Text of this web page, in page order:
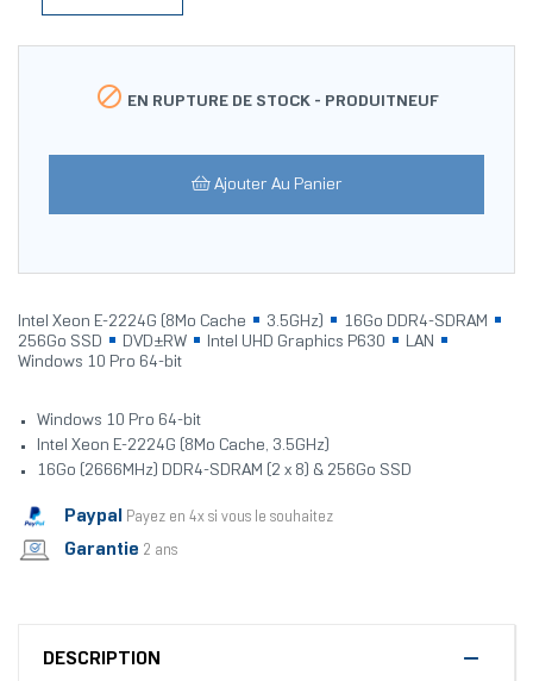
 EN RUPTURE DE STOCK - PRODUITNEUF
Ajouter Au Panier
Intel Xeon E-2224G (8Mo Cache 3.5GHz)
16Go DDR4-SDRAM
256Go SSD
DVD±RW Intel UHD Graphics P630
LAN
Windows 10 Pro 64-bit
Windows 10 Pro 64-bit
Intel Xeon E-2224G (8Mo Cache, 3.5GHz)
16Go (2666MHz) DDR4-SDRAM (2 x 8) & 256Go SSD
Paypal Payez en 4x si vous le souhaitez
Garantie 2 ans
DESCRIPTION